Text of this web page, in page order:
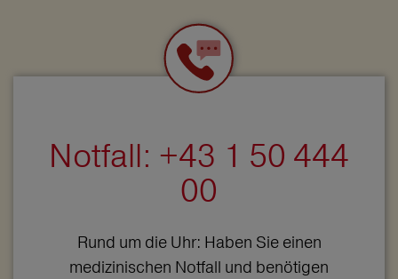
Notfall: +43 1 50 444
00
Rund um die Uhr: Haben Sie einen
medizinischen Notfall und benötigen